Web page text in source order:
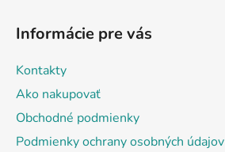
Informácie pre vás
Kontakty
Ako nakupovať
Obchodné podmienky
Podmienky ochrany osobných údajov